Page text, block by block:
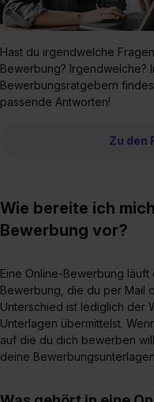
Hast du irgendwelche
Bewerbung? Irgendwelche?
Bewerbungsratgebern
passende Antworten!
Zu den
Wie bereite ich
Bewerbung vor?
Eine Online-Bewerbung
Bewerbung, die du per Mail
Unterschied ist lediglich der
Unterlagen übermittelst.
auf die du dich bewerben
deine Bewerbungsunterlagen